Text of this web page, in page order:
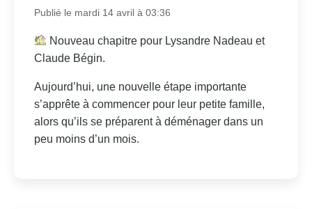
Publié le mardi 14 avril à 03:36
Nouveau chapitre pour Lysandre Nadeau et
Claude Bégin.
Aujourd’hui, une nouvelle étape importante
s’apprête à commencer pour leur petite famille,
alors qu’ils se préparent à déménager dans un
peu moins d’un mois.